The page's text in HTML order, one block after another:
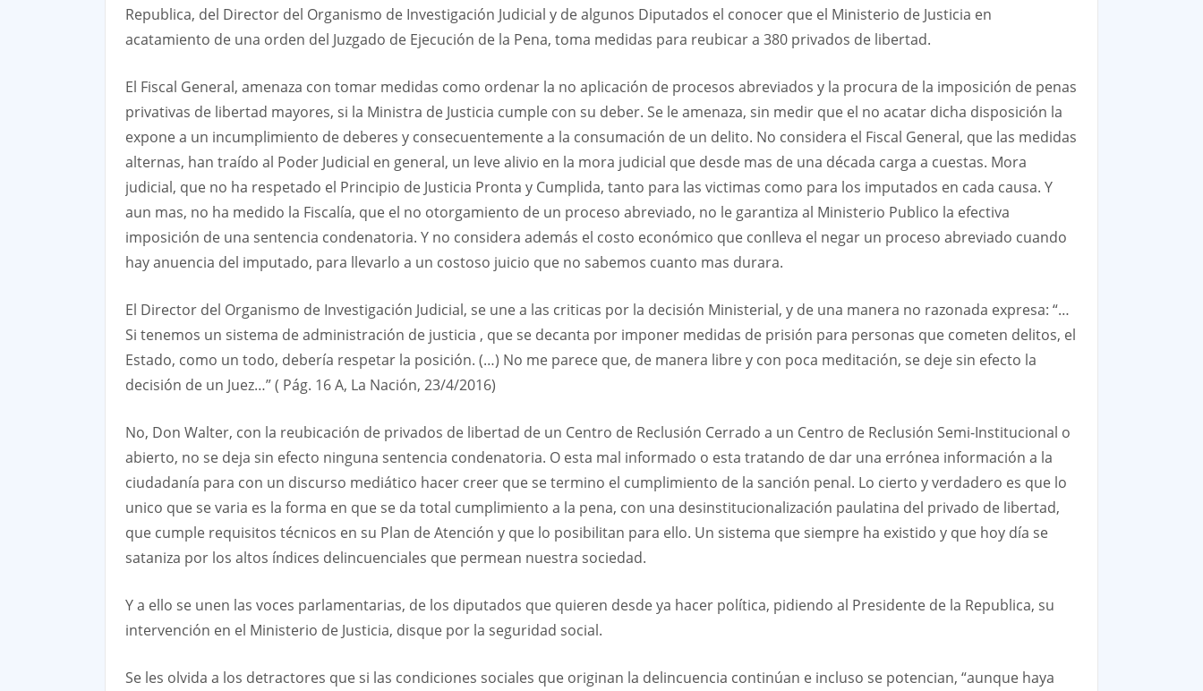
Republica, del Director del Organismo de Investigación Judicial y de algunos Diputados el conocer que el Ministerio de Justicia en
acatamiento de una orden del Juzgado de Ejecución de la Pena, toma medidas para reubicar a 380 privados de libertad.
El Fiscal General, amenaza con tomar medidas como ordenar la no aplicación de procesos abreviados y la procura de la imposición de penas
privativas de libertad mayores, si la Ministra de Justicia cumple con su deber. Se le amenaza, sin medir que el no acatar dicha disposición la
expone a un incumplimiento de deberes y consecuentemente a la consumación de un delito. No considera el Fiscal General, que las medidas
alternas, han traído al Poder Judicial en general, un leve alivio en la mora judicial que desde mas de una década carga a cuestas. Mora
judicial, que no ha respetado el Principio de Justicia Pronta y Cumplida, tanto para las victimas como para los imputados en cada causa. Y
aun mas, no ha medido la Fiscalía, que el no otorgamiento de un proceso abreviado, no le garantiza al Ministerio Publico la efectiva
imposición de una sentencia condenatoria. Y no considera además el costo económico que conlleva el negar un proceso abreviado cuando
hay anuencia del imputado, para llevarlo a un costoso juicio que no sabemos cuanto mas durara.
El Director del Organismo de Investigación Judicial, se une a las criticas por la decisión Ministerial, y de una manera no razonada expresa: “…
Si tenemos un sistema de administración de justicia , que se decanta por imponer medidas de prisión para personas que cometen delitos, el
Estado, como un todo, debería respetar la posición. (…) No me parece que, de manera libre y con poca meditación, se deje sin efecto la
decisión de un Juez…” ( Pág. 16 A, La Nación, 23/4/2016)
No, Don Walter, con la reubicación de privados de libertad de un Centro de Reclusión Cerrado a un Centro de Reclusión Semi-Institucional o
abierto, no se deja sin efecto ninguna sentencia condenatoria. O esta mal informado o esta tratando de dar una errónea información a la
ciudadanía para con un discurso mediático hacer creer que se termino el cumplimiento de la sanción penal. Lo cierto y verdadero es que lo
unico que se varia es la forma en que se da total cumplimiento a la pena, con una desinstitucionalización paulatina del privado de libertad,
que cumple requisitos técnicos en su Plan de Atención y que lo posibilitan para ello. Un sistema que siempre ha existido y que hoy día se
sataniza por los altos índices delincuenciales que permean nuestra sociedad.
Y a ello se unen las voces parlamentarias, de los diputados que quieren desde ya hacer política, pidiendo al Presidente de la Republica, su
intervención en el Ministerio de Justicia, disque por la seguridad social.
Se les olvida a los detractores que si las condiciones sociales que originan la delincuencia continúan e incluso se potencian, “aunque haya